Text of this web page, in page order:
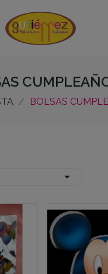
BOLSAS
